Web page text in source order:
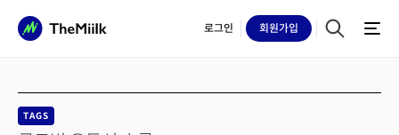
로그인 회원가입
TAGS